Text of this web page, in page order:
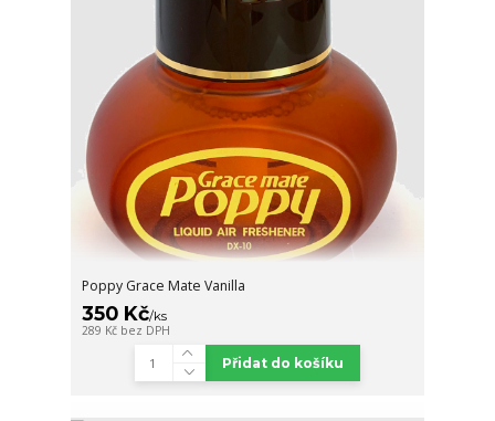
Poppy Grace Mate Vanilla
350 Kč/ks
289 Kč bez DPH
Přidat do košíku